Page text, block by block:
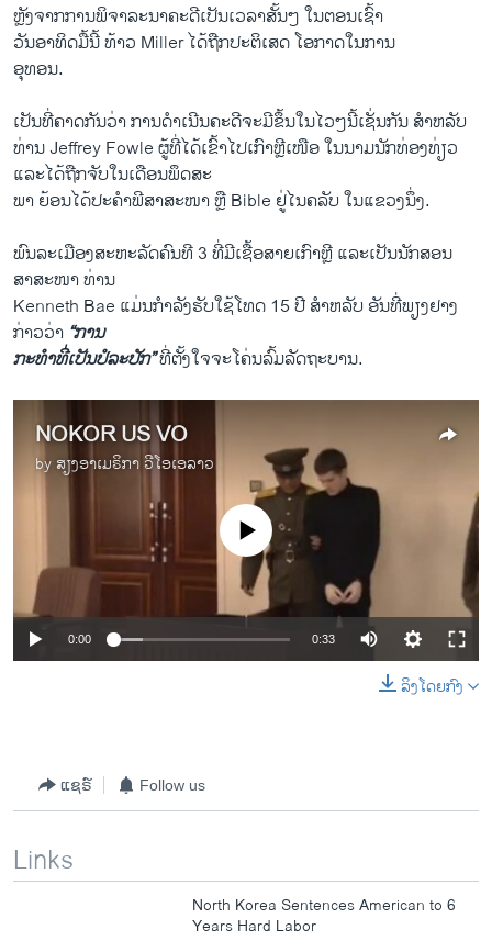
ຫຼັງຈາກການ​ພິຈາລະນາ​ຄະດີ​ເປັນ​ເວລາ​ສັ້ນໆ​ ໃນ​ຕອນ​ເຊົ້າ
ວັນ​ອາທິດ​ມື້​ນີ້ ທ້າວ Miller ​ໄດ້​ຖືກ​ປະຕິ​ເສດ ​ໂອກາດ​ໃນການ
​ອຸທອນ.
​ເປັນ​ທີ່ຄາດ​ກັນວ່າ ການ​ດຳ​ເນີນ​ຄະດີ​ຈະ​ມີຂຶ້ນ​ໃນ​ໄວໆ​ນີ້​ເຊັ່ນ​ກັນ ສຳ​ຫລັບ
ທ່ານ Jeffrey Fowle ຜູ້​ທີ່​ໄດ້​ເຂົ້າ​ໄປ​ເກົາຫຼີ​ເໜືອ ​ໃນ​ນາມ​ນັກ​ທ່ອງ​ທ່ຽວ ​
ແລະ​ໄດ້​ຖືກ​ຈັບ​ໃນເດືອນພຶດສະ
ພາ ຍ້ອນ​ໄດ້ປະຄຳ​ພີ​ສາສະໜາ ຫຼື Bible ຢູ່​ໄນຄລັບ ​ໃນແຂວງ​ນຶ່ງ.
ພົນລະ​ເມືອງ​ສະຫະລັດ​ຄົນທີ 3 ທີ່​ມີເຊື້ອ​ສາຍ​ເກົາຫຼີ ​ແລະ​ເປັນນັກ​ສອນ​
ສາສະໜາ ທ່ານ
Kenneth Bae ​ແມ່ນກຳລັງ​ຮັບ​ໃຊ້​ໂທດ 15 ປີ ສຳ​ຫລັບ ອັນ​ທີ່​ພຽງ​ຢາງ​
ກ່າວ​ວ່າ “ການ​
ກະທຳ​ທີ່​ເປັນ​ປໍ​ລະ​ປັກ”ທີ່​ຕັ້ງ​ໃຈຈະ​ໂຄ່ນລົ້ມລັດຖະບານ.
NOKOR US VO
by ສຽງອາເມຣິກາ ວີໂອເອລາວ
No media source currently available
0:00 0:33
ລິງໂດຍກົງ
ແຊຣ໌ Follow us
Links
North Korea Sentences American to 6
Years Hard Labor